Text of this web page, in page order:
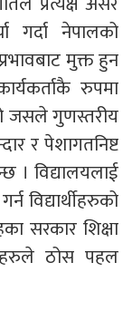
गर्दा नेपालको
मुक्त हुन
रुपमा
जसले गुणस्तरीय
र पेशागतनिष्ट
। विद्यालयलाई
विद्यार्थीहरुको
सरकार शिक्षा
ठोस पहल